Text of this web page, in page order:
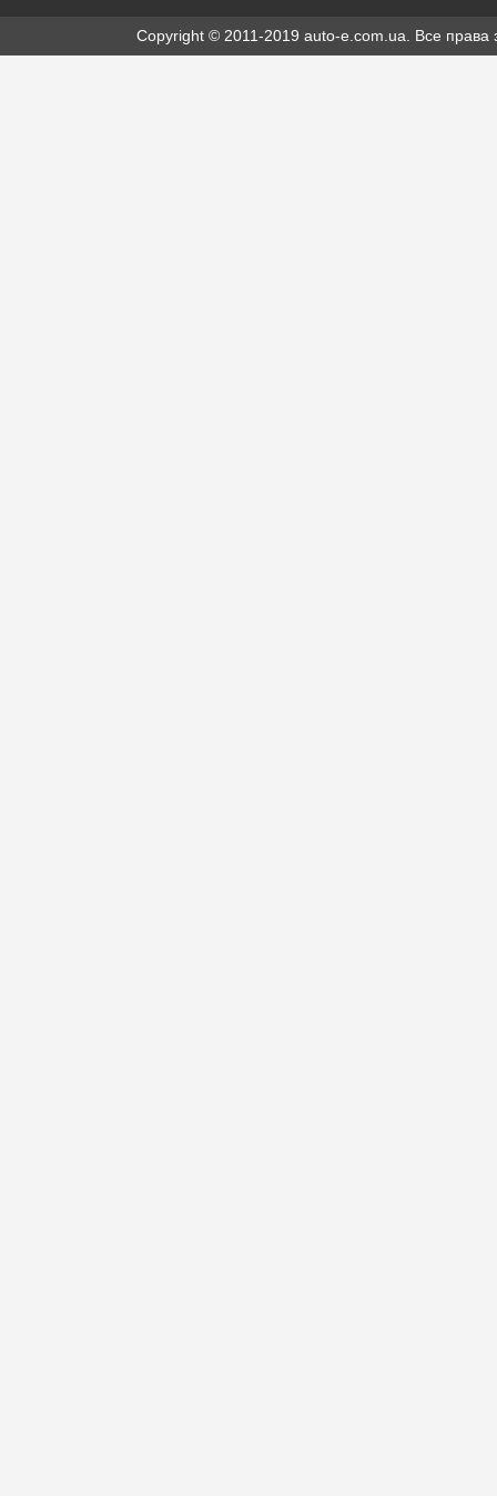
Copyright © 2011-2019 auto-e.com.ua. Все